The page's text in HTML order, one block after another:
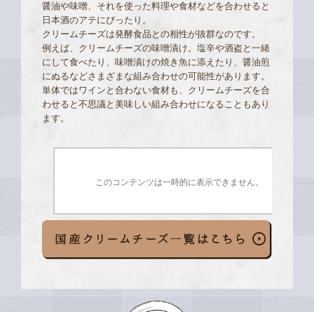
醤油や味噌、それを使った料理や食材などを合わせると
日本酒のアテにぴったり。
クリームチーズは発酵食品との相性が抜群なのです。
例えば、クリームチーズの味噌漬け。塩辛や酒盗と一緒
にして食べたり、味噌漬けの焼き魚に添えたり、醤油煎
にぬるなどさまざまな組み合わせの可能性があります。
単体ではワインと合わない食材も、クリームチーズを合
わせると不思議と美味しい組み合わせになることもあり
ます。
このコンテンツは一時的に表示できません。